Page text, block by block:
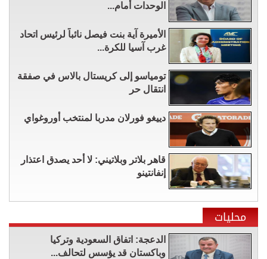
الوحدات أمام...
الأميرة آية بنت فيصل نائباً لرئيس اتحاد
غرب آسيا للكرة...
تومياسو إلى كريستال بالاس في صفقة
انتقال حر
دييغو فورلان مدربا لمنتخب أوروغواي
قاهر بلاتر وبلاتيني: لا أحد يصدق اعتذار
إنفانتينو
محليات
الدعجة: اتفاق السعودية وتركيا
وباكستان قد يؤسس لتحالف...